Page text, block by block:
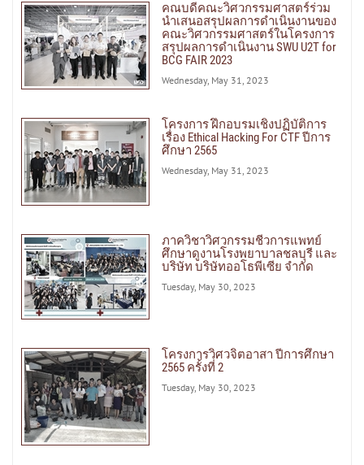
คณบดีคณะวิศวกรรมศาสตร์ร่วม
นำเสนอสรุปผลการดำเนินงานของ
คณะวิศวกรรมศาสตร์ในโครงการ
สรุปผลการดำเนินงาน SWU U2T for
BCG FAIR 2023
Wednesday, May 31, 2023
โครงการ ฝึกอบรมเชิงปฏิบัติการ
เรื่อง Ethical Hacking For CTF ปีการ
ศึกษา 2565
Wednesday, May 31, 2023
ภาควิชาวิศวกรรมชีวการแพทย์
ศึกษาดูงานโรงพยาบาลชลบุรี และ
บริษัท บริษัทออโธพีเซีย จำกัด
Tuesday, May 30, 2023
โครงการวิศวจิตอาสา ปีการศึกษา
2565 ครั้งที่ 2
Tuesday, May 30, 2023